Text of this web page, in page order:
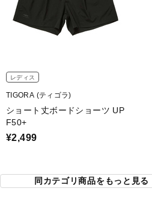
レディス
TIGORA (ティゴラ)
ショート丈ボードショーツ UP
F50+
¥2,499
同カテゴリ商品をもっと見る